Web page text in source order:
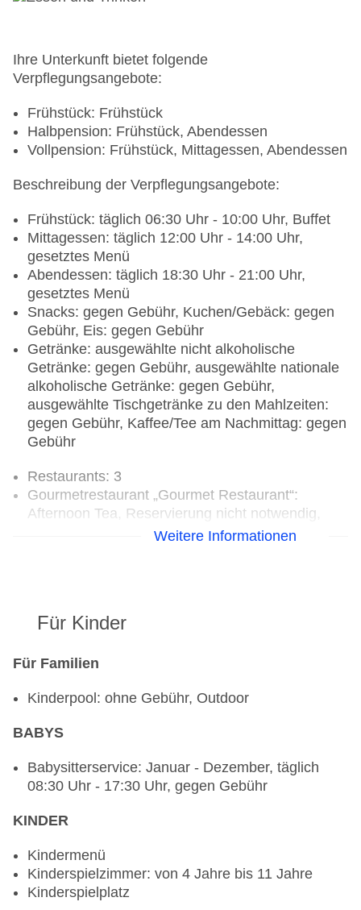
Ihre Unterkunft bietet folgende
Verpflegungsangebote:
Frühstück: Frühstück
Halbpension: Frühstück, Abendessen
Vollpension: Frühstück, Mittagessen, Abendessen
Beschreibung der Verpflegungsangebote:
Frühstück: täglich 06:30 Uhr - 10:00 Uhr, Buffet
Mittagessen: täglich 12:00 Uhr - 14:00 Uhr,
gesetztes Menü
Abendessen: täglich 18:30 Uhr - 21:00 Uhr,
gesetztes Menü
Snacks: gegen Gebühr, Kuchen/Gebäck: gegen
Gebühr, Eis: gegen Gebühr
Getränke: ausgewählte nicht alkoholische
Getränke: gegen Gebühr, ausgewählte nationale
alkoholische Getränke: gegen Gebühr,
ausgewählte Tischgetränke zu den Mahlzeiten:
gegen Gebühr, Kaffee/Tee am Nachmittag: gegen
Gebühr
Restaurants: 3
Gourmetrestaurant „Gourmet Restaurant“:
Afternoon Tea, Reservierung nicht notwendig,
gegen Gebühr, Januar - Dezember, täglich 07:00
Reservierung notwendig, gegen Gebühr, Januar -
klimatisierbar
Küche: asiatisch, international, thailändisch,
Gebühr, Januar - Dezember, täglich,
Bars & mehr: 2
Loungebar „The Lobby Lounge“: Januar -
Gebühr
Poolbar Outdoor „Lagoon Pool Bar“: Januar -
Dezember, täglich 09:00 Uhr - 18:00 Uhr, gegen
Gebühr
Weitere Informationen
Für Kinder
Für Familien
Kinderpool: ohne Gebühr, Outdoor
BABYS
Babysitterservice: Januar - Dezember, täglich
08:30 Uhr - 17:30 Uhr, gegen Gebühr
KINDER
Kindermenü
Kinderspielzimmer: von 4 Jahre bis 11 Jahre
Kinderspielplatz